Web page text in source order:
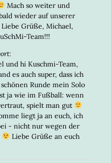
Mach so weiter und
wieder auf unserer
Grüße, Michael,
Team!!!
und hi Kuschmi-Team,
es auch super, dass ich
Runde mein Solo
ja wie im Fußball: wenn
spielt man gut
liegt ja an euch, ich
- nicht nur wegen der
Liebe Grüße an euch